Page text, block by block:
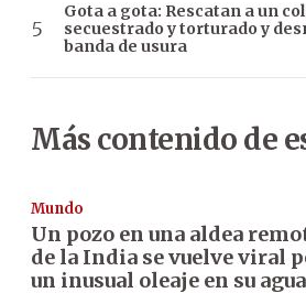
Gota a gota: Rescatan a un
secuestrado y torturado y
banda de usura
Más contenido de
Mundo
Un pozo en una aldea
de la India se vuelve viral
un inusual oleaje en su agua